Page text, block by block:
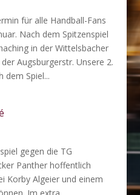
für alle Handball-Fans
Nach dem Spitzenspiel
in der Wittelsbacher
Augsburgerstr. Unsere 2.
dem Spiel...
gegen die TG
Panther hoffentlich
Korby Algeier und einem